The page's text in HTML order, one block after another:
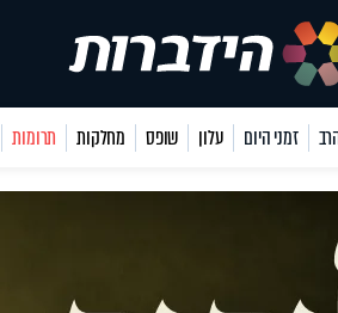
זמני היום עלון שופס מחלקות תרומות